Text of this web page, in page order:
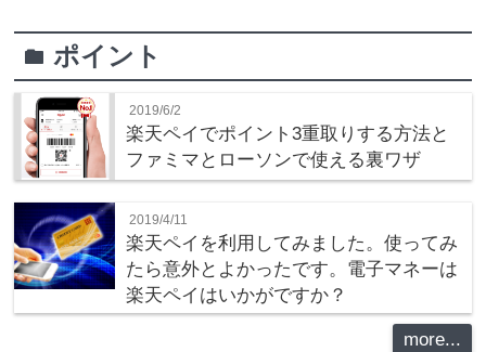
folderポイント
2019/6/2
楽天ペイでポイント3重取りする方法と
ファミマとローソンで使える裏ワザ
2019/4/11
楽天ペイを利用してみました。使ってみ
たら意外とよかったです。電子マネーは
楽天ペイはいかがですか？
more...